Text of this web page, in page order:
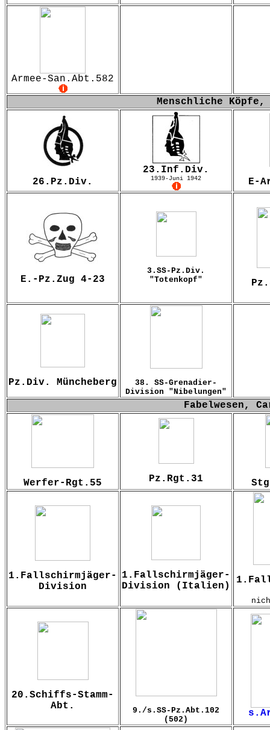
Armee-San.Abt.582
Menschliche Köpfe,
26.Pz.Div.
23.Inf.Div.
1939-Juni 1942 E-
E.-Pz.Zug 4-23
3.SS-Pz.Div.
"Totenkopf"
Pz.Div. Müncheberg
38. SS-Grenadier-
Division "Nibelungen"
Fabelwesen,
Werfer-Rgt.55 Pz.Rgt.31
1.Fallschirmjäger-
Division
1.Fallschirmjäger-
Division (Italien)
20.Schiffs-Stamm-
Abt.
9./s.SS-Pz.Abt.102
(502)